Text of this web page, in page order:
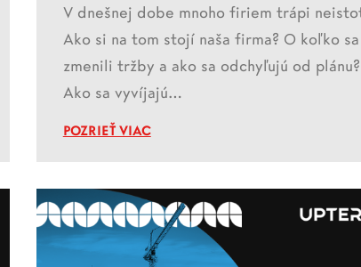
V dnešnej dobe mnoho firiem trápi
Ako si na tom stojí naša firma? O koľko sa
zmenili tržby a ako sa odchyľujú od plánu?
Ako sa vyvíjajú…
POZRIEŤ VIAC